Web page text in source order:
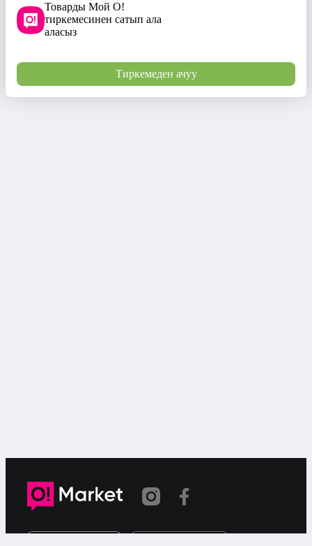
Товарды Мой О!
тиркемесинен сатып ала
аласыз
Тиркемеден ачуу